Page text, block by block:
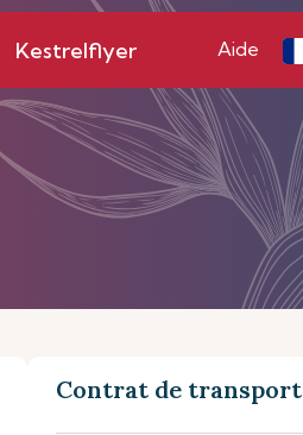
Kestrelflyer Aide
Contrat de transport